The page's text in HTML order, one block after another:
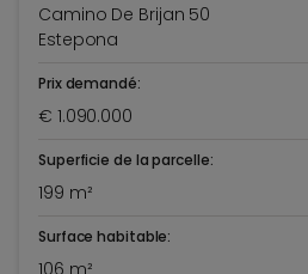
Camino De Brijan 50
Estepona
Prix demandé:
€ 1.090.000
Superficie de la parcelle:
199 m²
Surface habitable:
106 m²